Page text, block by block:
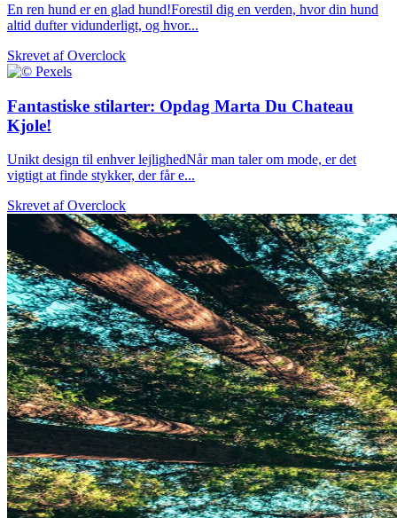
En ren hund er en glad hund!Forestil dig en verden, hvor din hund
altid dufter vidunderligt, og hvor...
Skrevet afOverclock
Fantastiske stilarter: Opdag Marta Du Chateau
Kjole!
Unikt design til enhver lejlighedNår man taler om mode, er det
vigtigt at finde stykker, der får e...
Skrevet afOverclock